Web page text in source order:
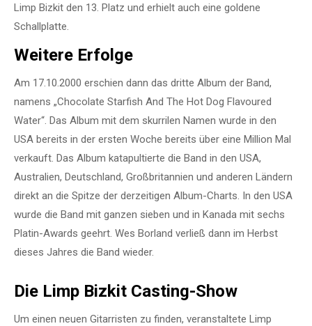
Limp Bizkit den 13. Platz und erhielt auch eine goldene
Schallplatte.
Weitere Erfolge
Am 17.10.2000 erschien dann das dritte Album der Band,
namens „Chocolate Starfish And The Hot Dog Flavoured
Water“. Das Album mit dem skurrilen Namen wurde in den
USA bereits in der ersten Woche bereits über eine Million Mal
verkauft. Das Album katapultierte die Band in den USA,
Australien, Deutschland, Großbritannien und anderen Ländern
direkt an die Spitze der derzeitigen Album-Charts. In den USA
wurde die Band mit ganzen sieben und in Kanada mit sechs
Platin-Awards geehrt. Wes Borland verließ dann im Herbst
dieses Jahres die Band wieder.
Die Limp Bizkit Casting-Show
Um einen neuen Gitarristen zu finden, veranstaltete Limp